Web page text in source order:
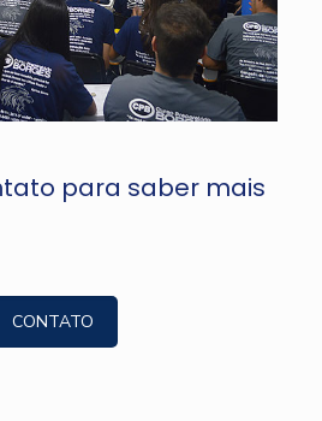
para saber mais
CONTATO